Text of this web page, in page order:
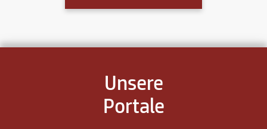
Unsere
Portale